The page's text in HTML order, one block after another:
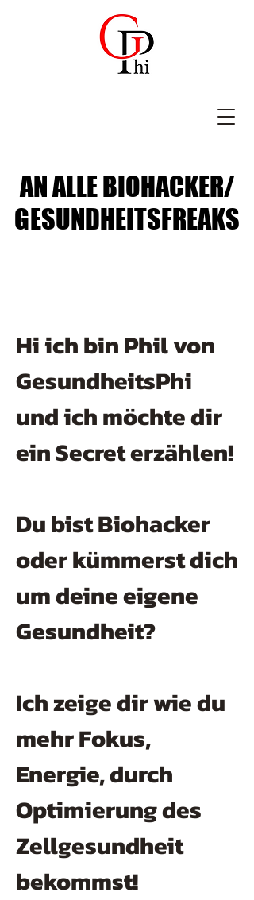
AN ALLE BIOHACKER/
GESUNDHEITSFREAKS
AN ALLE BIOHACKER/
GESUNDHEITSFREAKS
Hi ich bin Phil von
GesundheitsPhi
und ich möchte dir
ein Secret erzählen!
Du bist Biohacker
oder kümmerst dich
um deine eigene
Gesundheit?
Ich zeige dir wie du
mehr Fokus,
Energie, durch
Optimierung des
Zellgesundheit
bekommst!